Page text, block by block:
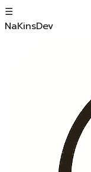
☰
NaKinsDev